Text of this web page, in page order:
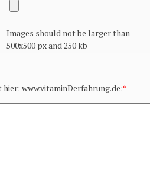
Images should not be larger than
500x500 px and 250 kb
www.vitaminDerfahrung.de:*